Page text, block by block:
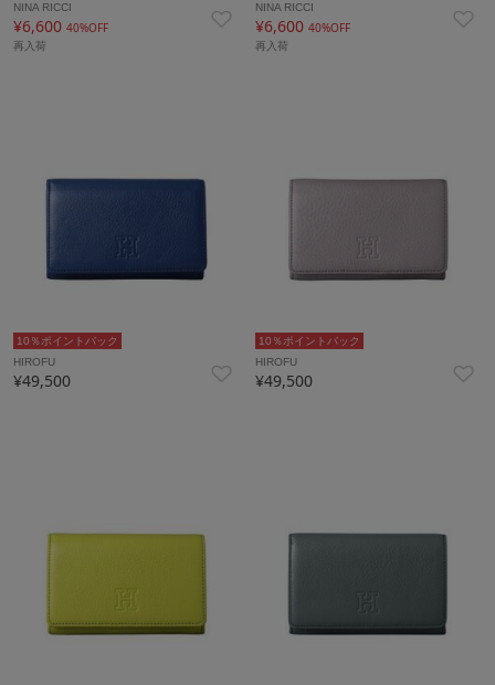
NINA RICCI
¥6,600 40%OFF
再入荷
NINA RICCI
¥6,60040%OFF
再入荷
10％ポイントバック
HIROFU
¥49,500
10％ポイントバック
HIROFU
¥49,500